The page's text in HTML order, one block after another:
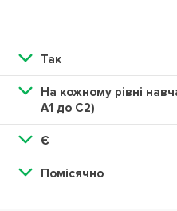
Так
На кожному рівні
А1 до С2)
Є
Помісячно